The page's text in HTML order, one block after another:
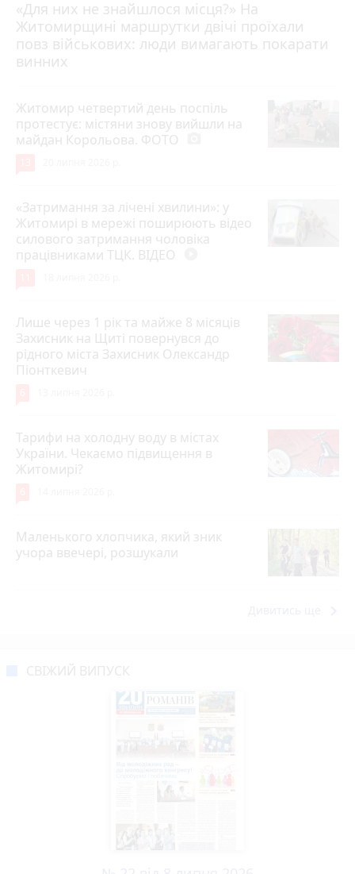
«Для них не знайшлося місця?» На
Житомирщині маршрутки двічі проїхали
повз військових: люди вимагають покарати
винних
17 липня 2026 р.
Житомир четвертий день поспіль
протестує: містяни знову вийшли на
майдан Корольова. ФОТО
«Затримання за лічені хвилини»: у
Житомирі в мережі поширюють відео
силового затримання чоловіка
працівниками ТЦК. ВІДЕО
Лише через 1 рік та майже 8 місяців
Захисник на Щиті повернувся до
рідного міста Захисник Олександр
Піонткевич
Тарифи на холодну воду в містах
України. Чекаємо підвищення в
Житомирі?
Маленького хлопчика, який зник
учора ввечері, розшукали